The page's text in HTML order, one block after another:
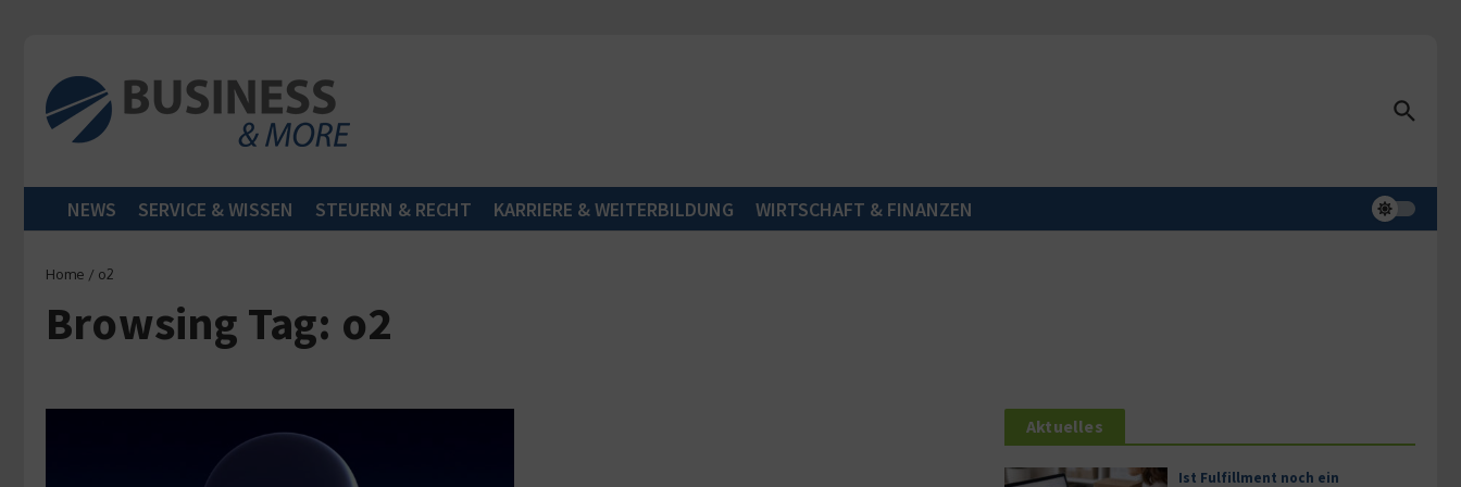
NEWS SERVICE & WISSEN STEUERN & RECHT KARRIERE & WEITERBILDUNG WIRTSCHAFT & FINANZEN
Home / o2
Browsing Tag: o2
Aktuelles
Ist Fulfillment noch ein